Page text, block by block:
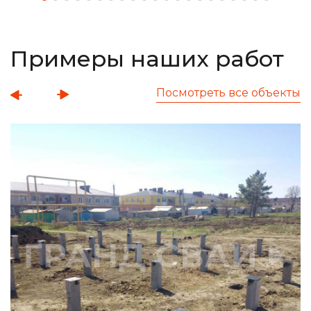
Примеры наших работ
Посмотреть все объекты